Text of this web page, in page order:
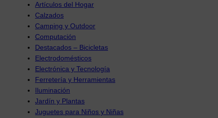
Artículos del Hogar
Calzados
Camping y Outdoor
Computación
Destacados – Bicicletas
Electrodomésticos
Electrónica y Tecnología
Ferretería y Herramientas
Iluminación
Jardín y Plantas
Juguetes para Niños y Niñas